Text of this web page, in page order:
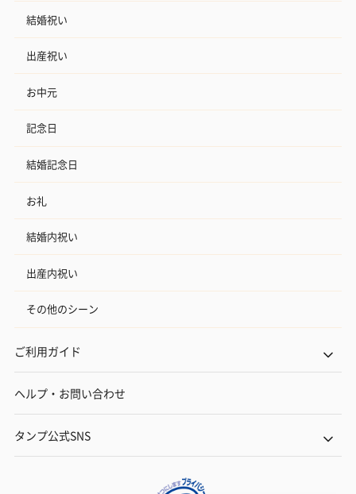
結婚祝い
出産祝い
お中元
記念日
結婚記念日
お礼
結婚内祝い
出産内祝い
その他のシーン
ご利用ガイド
ヘルプ・お問い合わせ
タンプ公式SNS